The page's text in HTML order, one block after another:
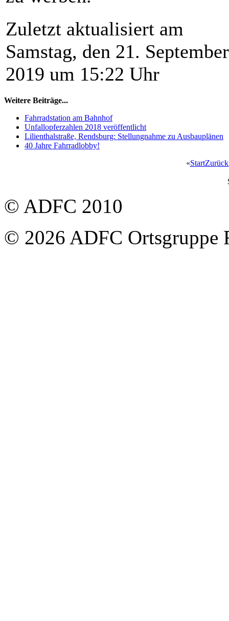
Zuletzt aktualisiert am
Samstag, den 21. September
2019 um 15:22 Uhr
Weitere Beiträge...
Fahrradstation am Bahnhof
Unfallopferzahlen 2018 veröffentlicht
Lilienthalstraße, Rendsburg: Stellungnahme zu Ausbauplänen
40 Jahre Fahrradlobby!
«StartZurück
© ADFC 2010
© 2026 ADFC Ortsgruppe